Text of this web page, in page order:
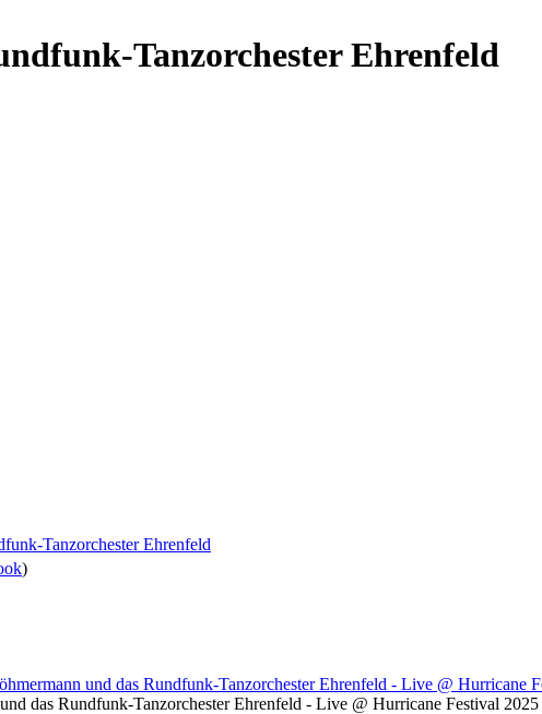
Tanzorchester Ehrenfeld
Tanzorchester Ehrenfeld
)
das Rundfunk-Tanzorchester Ehrenfeld - Live @ Hurricane Festival 2025